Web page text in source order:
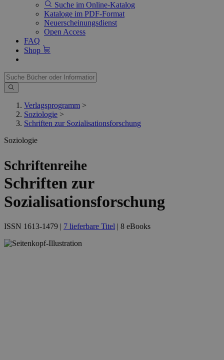
Suche im Online-Katalog
Kataloge im PDF-Format
Neuerscheinungsdienst
Open Access
FAQ
Shop
Verlagsprogramm >
Soziologie >
Schriften zur Sozialisationsforschung
Soziologie
Schriftenreihe
Schriften zur
Sozialisationsforschung
ISSN 1613-1479 | 7 lieferbare Titel | 8 eBooks